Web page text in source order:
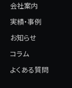
会社案内
実績・事例
お知らせ
コラム
よくある質問